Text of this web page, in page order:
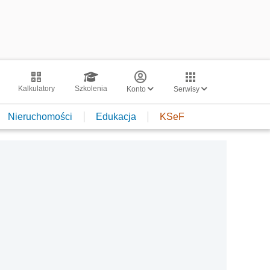
Kalkulatory Szkolenia Konto Serwisy
Nieruchomości Edukacja KSeF